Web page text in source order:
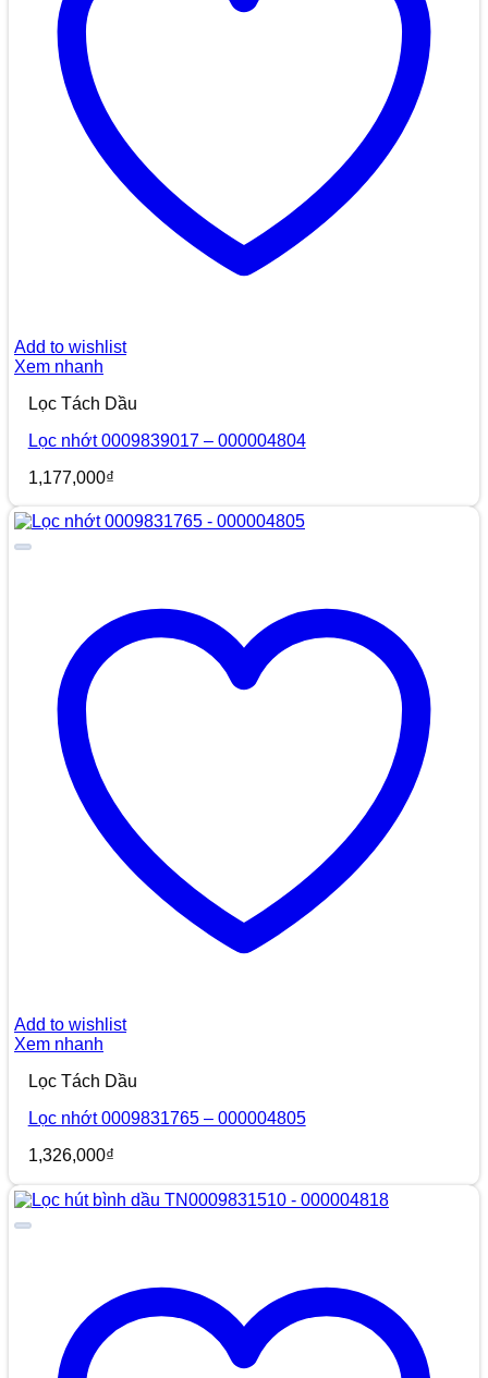
Add to wishlist
Xem nhanh
Lọc Tách Dầu
Lọc nhớt 0009839017 – 000004804
1,177,000₫
Add to wishlist
Xem nhanh
Lọc Tách Dầu
Lọc nhớt 0009831765 – 000004805
1,326,000₫